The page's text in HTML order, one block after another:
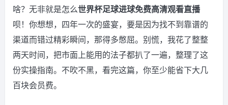
啥？无非就是怎么世界杯足球进球免费高清观看直播
呗！你想想，四年一次的盛宴，要是因为找不到靠谱的
渠道而错过精彩瞬间，那得多憋屈。别慌，我花了整整
两天时间，把市面上能用的法子都扒了一遍，整理了这
份实操指南。不吹不黑，看完这篇，你至少能省下大几
百块会员费。